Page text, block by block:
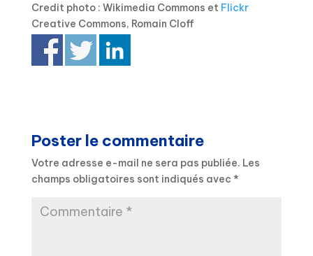
Credit photo : Wikimedia Commons et Flickr
Creative Commons, Romain Cloff
Poster le commentaire
Votre adresse e-mail ne sera pas publiée. Les
champs obligatoires sont indiqués avec *